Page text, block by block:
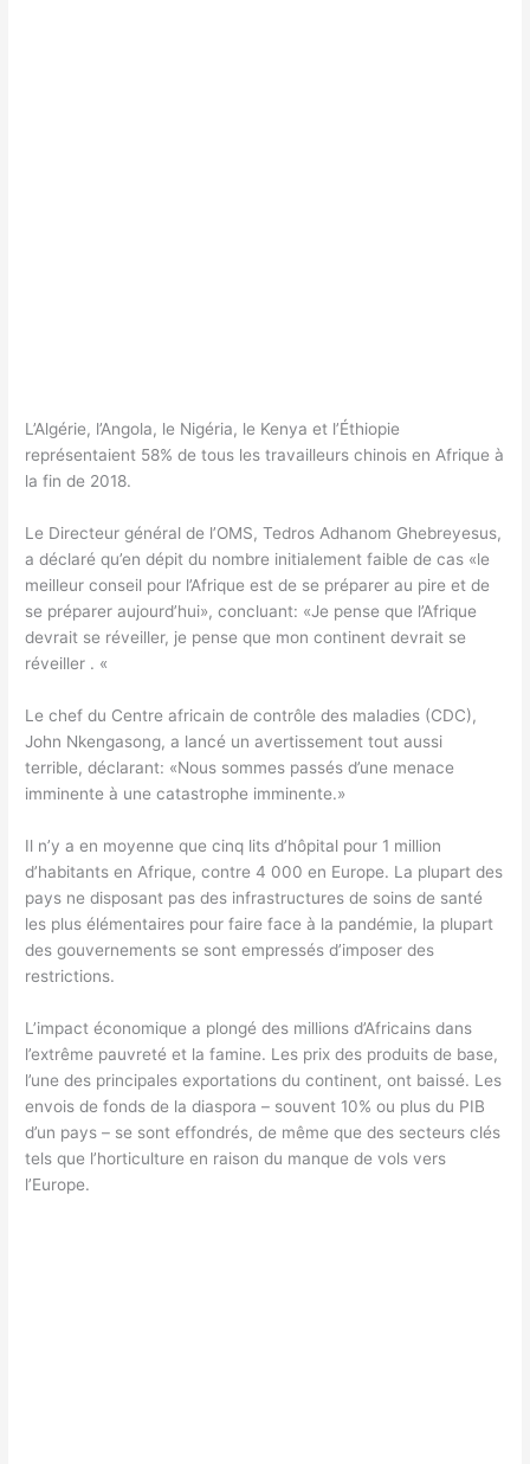
L’Algérie, l’Angola, le Nigéria, le Kenya et l’Éthiopie
représentaient 58% de tous les travailleurs chinois en Afrique à
la fin de 2018.
Le Directeur général de l’OMS, Tedros Adhanom Ghebreyesus,
a déclaré qu’en dépit du nombre initialement faible de cas «le
meilleur conseil pour l’Afrique est de se préparer au pire et de
se préparer aujourd’hui», concluant: «Je pense que l’Afrique
devrait se réveiller, je pense que mon continent devrait se
réveiller . «
Le chef du Centre africain de contrôle des maladies (CDC),
John Nkengasong, a lancé un avertissement tout aussi
terrible, déclarant: «Nous sommes passés d’une menace
imminente à une catastrophe imminente.»
Il n’y a en moyenne que cinq lits d’hôpital pour 1 million
d’habitants en Afrique, contre 4 000 en Europe. La plupart des
pays ne disposant pas des infrastructures de soins de santé
les plus élémentaires pour faire face à la pandémie, la plupart
des gouvernements se sont empressés d’imposer des
restrictions.
L’impact économique a plongé des millions d’Africains dans
l’extrême pauvreté et la famine. Les prix des produits de base,
l’une des principales exportations du continent, ont baissé. Les
envois de fonds de la diaspora – souvent 10% ou plus du PIB
d’un pays – se sont effondrés, de même que des secteurs clés
tels que l’horticulture en raison du manque de vols vers
l’Europe.